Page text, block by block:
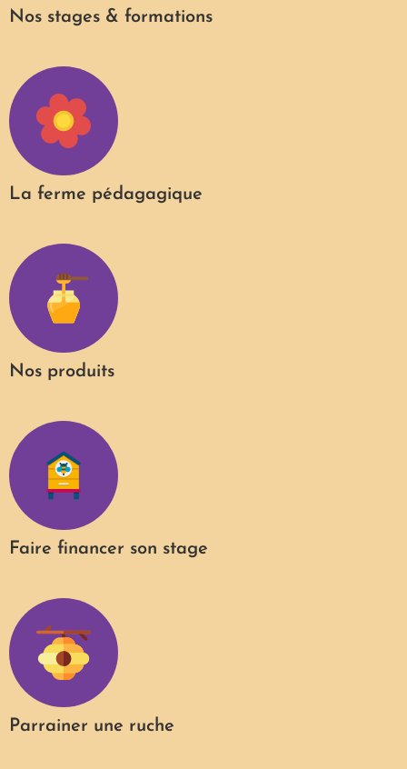
Nos stages & formations
La ferme pédagagique
Nos produits
Faire financer son stage
Parrainer une ruche